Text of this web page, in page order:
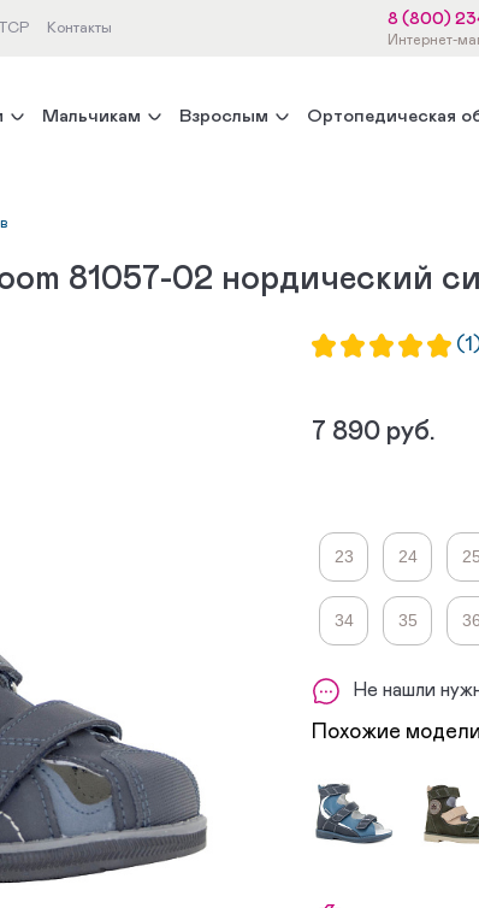
Контакты
8 (800)
Интернет-
Мальчикам Взрослым Ортопедическая
81057-02 нордический
7 890 руб.
23 24 25
34 35 36
Не нашли
Похожие